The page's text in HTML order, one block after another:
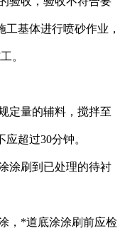
基体进行喷砂作业，
。
定量的辅料，搅拌至
超过30分钟。
涂刷到已处理的待衬
，*道底涂涂刷前应检